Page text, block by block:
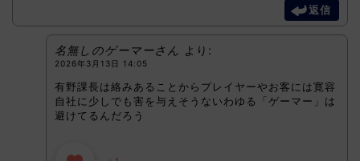
返信
名無しのゲーマーさん より:
2026年3月13日 14:05
有野課長は絡みあることからプレイヤーやお客には寛容
自社に少しでも害を与えそうないわゆる「ゲーマー」は
避けてるんだろう